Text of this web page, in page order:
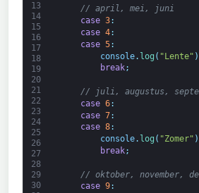
13
14
15
16
17
18
19
20
21
22
23
24
25
26
27
28
29
30
// april, mei, juni
case 3:
case 4:
case 5:
console. log ( "Lente" )
break;
// juli, augustus,
case 6:
case 7:
case 8:
console. log ( "Zomer" )
break;
// oktober, november,
case 9: